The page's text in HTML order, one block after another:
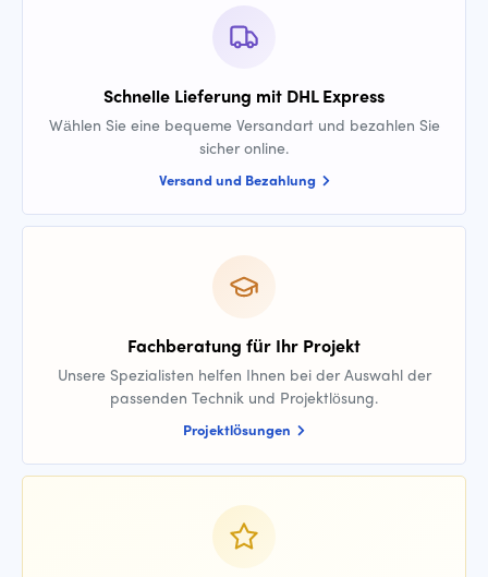
Schnelle Lieferung mit DHL Express
Wählen Sie eine bequeme Versandart und bezahlen Sie
sicher online.
Versand und Bezahlung
Fachberatung für Ihr Projekt
Unsere Spezialisten helfen Ihnen bei der Auswahl der
passenden Technik und Projektlösung.
Projektlösungen